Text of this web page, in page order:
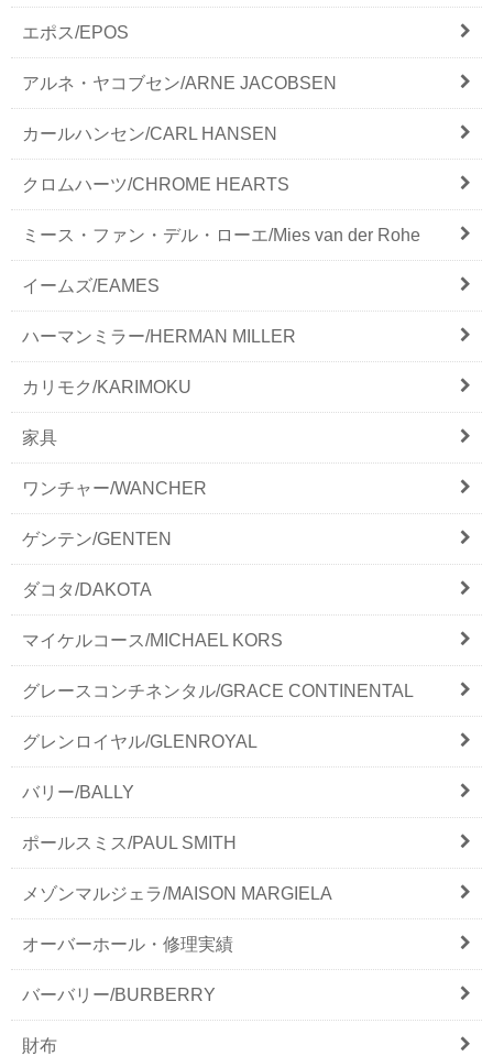
エポス/EPOS
アルネ・ヤコブセン/ARNE JACOBSEN
カールハンセン/CARL HANSEN
クロムハーツ/CHROME HEARTS
ミース・ファン・デル・ローエ/Mies van der Rohe
イームズ/EAMES
ハーマンミラー/HERMAN MILLER
カリモク/KARIMOKU
家具
ワンチャー/WANCHER
ゲンテン/GENTEN
ダコタ/DAKOTA
マイケルコース/MICHAEL KORS
グレースコンチネンタル/GRACE CONTINENTAL
グレンロイヤル/GLENROYAL
バリー/BALLY
ポールスミス/PAUL SMITH
メゾンマルジェラ/MAISON MARGIELA
オーバーホール・修理実績
バーバリー/BURBERRY
財布